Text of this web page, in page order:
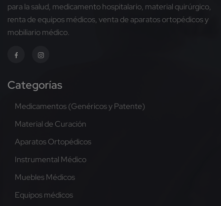
para la salud, medicamento hospitalario, material quirúrgico,
renta de equipos médicos, venta de aparatos ortopédicos y
mobiliario médico.
Categorías
Medicamentos (Genéricos y Patente)
Material de Curación
Aparatos Ortopédicos
Instrumental Médico
Muebles Médicos
Equipos médicos